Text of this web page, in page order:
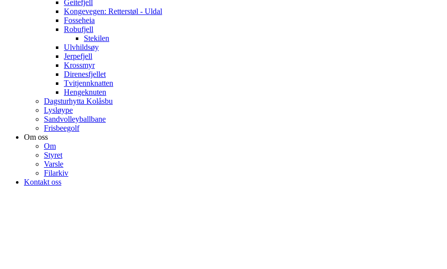
Geitefjell
Kongevegen: Retterstøl - Uldal
Fosseheia
Robufjell
Stekilen
Ulvhildsøy
Jerpefjell
Krossmyr
Direnesfjellet
Tvitjennknatten
Hengeknuten
Dagsturhytta Kolåsbu
Lysløype
Sandvolleyballbane
Frisbeegolf
Om oss
Om
Styret
Varsle
Filarkiv
Kontakt oss